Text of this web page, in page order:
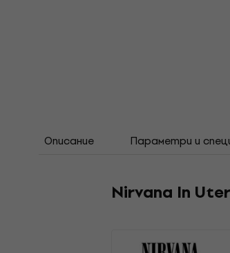
Описание Параметри и
Nirvana In